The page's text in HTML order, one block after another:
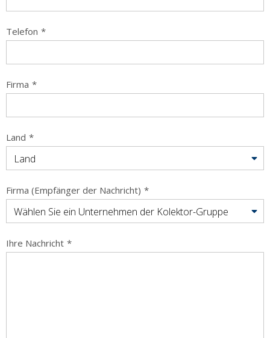
Telefon *
Firma *
Land *
Land
Firma (Empfänger der Nachricht) *
Wählen Sie ein Unternehmen der Kolektor-Gruppe
Ihre Nachricht *